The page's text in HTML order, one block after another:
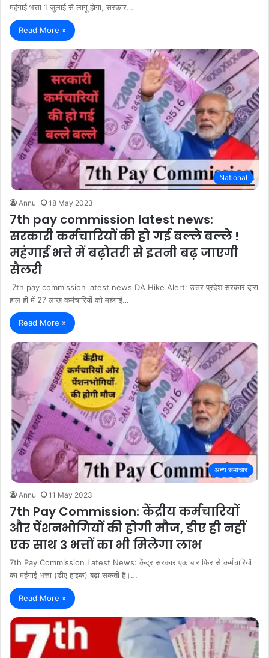
महंगाई भत्ता 1 जुलाई से लागू होगा, सरकार…
Read More »
National
Annu 18 May 2023
7th pay commission latest news:
सरकारी कर्मचारियों की हो गई बल्ले बल्ले !
महंगाई भत्ते में बढ़ोतरी से इतनी बढ़ जाएगी
सैलरी
7th pay commission latest news DA Hike Alert: उत्तर प्रदेश सरकार द्वारा
हाल ही में 27 लाख कर्मचारियों को महंगाई…
Read More »
अन्य समाचार
Annu 11 May 2023
7th Pay Commission: केंद्रीय कर्मचारियों
और पेंशनभोगियों की होगी मौज, डीए ही नहीं
एक साथ 3 भत्तों का भी मिलेगा लाभ
7th Pay Commission Latest News: केंद्र सरकार एक बार फिर से कर्मचारियों
का महंगाई भत्ता (डीए हाइक) बढ़ा सकती है।…
Read More »